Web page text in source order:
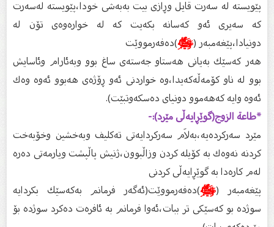
پێویستە لە سەرت قایل وڕازى بیت بەبەشى خودا،پێویستە لەسەرت
كە سەیرى ئەو كەسانە بكەیت كە لە خوارەوەى تۆن لە
دونیادا،پێغەمبەر (ﷺ)دەفەرمووێت
هەر كەسێك بەیانى هەستاو جەستەى ساغ بوو وبەئارام وئاسایش
بوو لە ناو كۆمەڵەكەیدا،وە خواردنى ئەو ڕۆژەى هەبوو ئەوە وەك
ئەوە وایە كەهەموو دونیاى دەسكەوتبێت).
*طاعة الزوج(گوێڕایەڵى مێرد):-
مێرد سەركردەیە،بەلاَم سەركردایەتى تەكلیف وبەخشین وخۆبەخت
كردنە نەوەك بە كۆیلە كردن وزاڵبوون،ژنیش پاڵپشت ویارمەتى دەرە
لەم كارەدا بە گوێڕایەڵى كردنى
پێغەمبەر ( ﷺ)دەفەرمووێت(ئەگەر فرمانم بەكەسێك بكردایە
سوژدە بو كەسێكى تر ببات،ئەوا فرمانم بە ئافرەت دەكرد سوژدە بۆ